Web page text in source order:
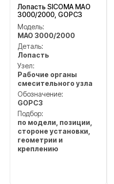
Лопасть SICOMA MAO
3000/2000, GOPC3
Модель:
MAO 3000/2000
Деталь:
Лопасть
Узел:
Рабочие органы
смесительного узла
Обозначение:
GOPC3
Подбор:
по модели, позиции,
стороне установки,
геометрии и
креплению